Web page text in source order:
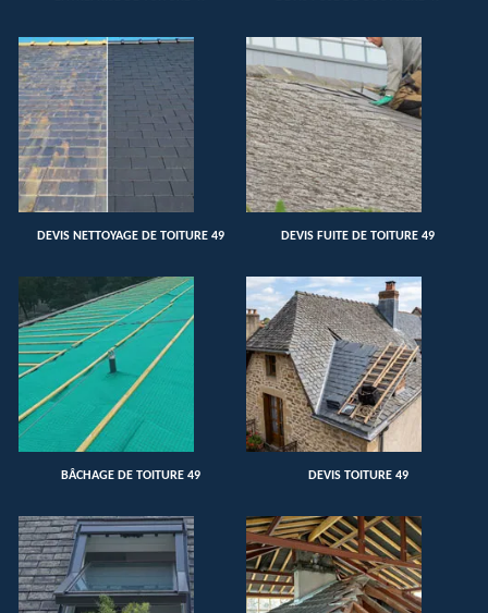
DEVIS NETTOYAGE DE TOITURE 49 DEVIS FUITE DE TOITURE 49
BÂCHAGE DE TOITURE 49 DEVIS TOITURE 49